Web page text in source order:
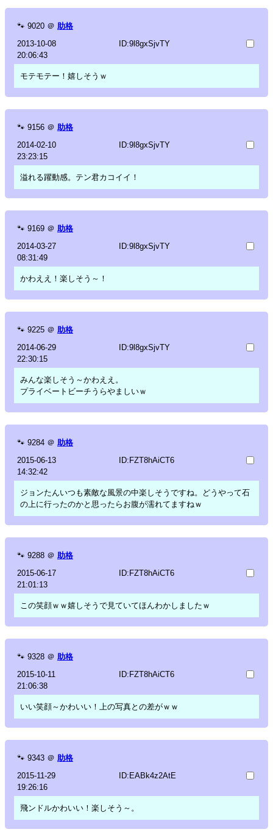
🐾 9020 ＠ 助格
2013-10-08
20:06:43
ID:9l8gxSjvTY
モテモテー！嬉しそうｗ
🐾 9156 ＠ 助格
2014-02-10
23:23:15
ID:9l8gxSjvTY
溢れる躍動感。テン君カコイイ！
🐾 9169 ＠ 助格
2014-03-27
08:31:49
ID:9l8gxSjvTY
かわええ！楽しそう～！
🐾 9225 ＠ 助格
2014-06-29
22:30:15
ID:9l8gxSjvTY
みんな楽しそう～かわええ。
プライベートビーチうらやましいｗ
🐾 9284 ＠ 助格
2015-06-13
14:32:42
ID:FZT8hAiCT6
ジョンたんいつも素敵な風景の中楽しそうですね。どうやって石
の上に行ったのかと思ったらお腹が濡れてますねｗ
🐾 9288 ＠ 助格
2015-06-17
21:01:13
ID:FZT8hAiCT6
この笑顔ｗｗ嬉しそうで見ていてほんわかしましたｗ
🐾 9328 ＠ 助格
2015-10-11
21:06:38
ID:FZT8hAiCT6
いい笑顔～かわいい！上の写真との差がｗｗ
🐾 9343 ＠ 助格
2015-11-29
19:26:16
ID:EABk4z2AtE
飛ンドルかわいい！楽しそう～。